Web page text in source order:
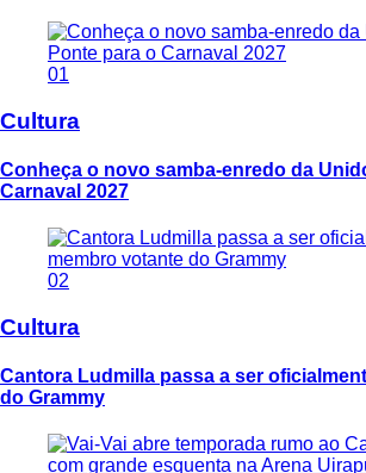
01
Cultura
Conheça o novo samba-enredo da
Carnaval 2027
02
Cultura
Cantora Ludmilla passa a ser
do Grammy